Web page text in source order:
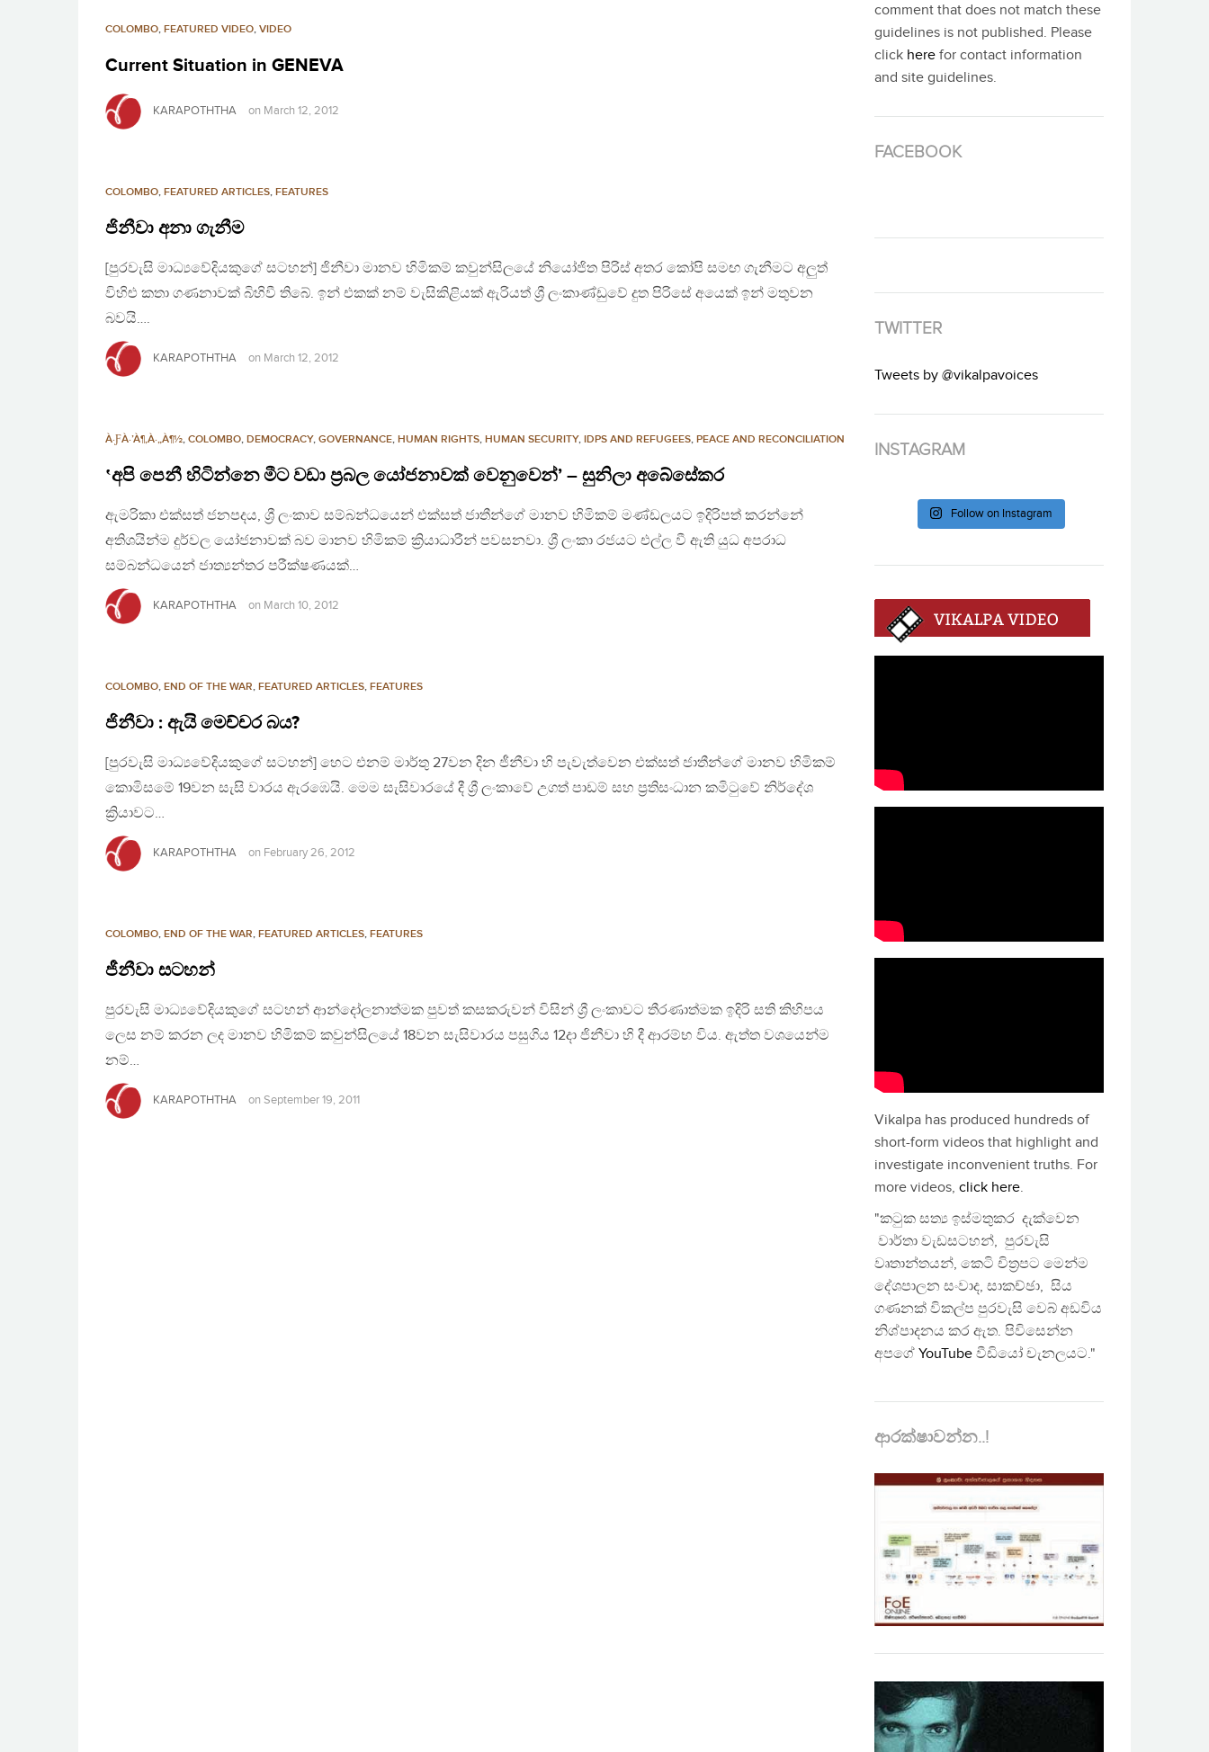
COLOMBO, FEATURED VIDEO, VIDEO
Current Situation in GENEVA
KARAPOTHTHA on March 12, 2012
COLOMBO, FEATURED ARTICLES, FEATURES
ජිනීවා අනා ගැනීම
[පුරවැසි මාධ්‍යවේදියකුගේ සටහන්] ජිනීවා මානව හිමිකම් කවුන්සිලයේ නියෝජිත පිරිස් අතර කෝපි සමඟ ගැනීමට අලුත්
විහිළු කතා ගණනාවක් බිහිවී තිබේ. ඉන් එකක් නම් වැසිකිළියක් ඇරියත් ශ්‍රී ලංකාණ්ඩුවේ දුත පිරිසේ අයෙක් ඉන් මතුවන
බවයි….
KARAPOTHTHA on March 12, 2012
À·ƑÀ·’À¶‚À·„À¶½, COLOMBO, DEMOCRACY, GOVERNANCE, HUMAN RIGHTS, HUMAN SECURITY, IDPS AND REFUGEES, PEACE AND RECONCILIATION
‛අපි පෙනී හිටින්නෙ මීට වඩා ප්‍රබල යෝජනාවක් වෙනුවෙන්’ – සුනිලා අබේසේකර
ඇමරිකා එක්සත් ජනපදය, ශ්‍රී ලංකාව සම්බන්ධයෙන් එක්සත් ජාතීන්ගේ මානව හිමිකම් මණ්ඩලයට ඉදිරිපත් කරන්නේ
අතිශයින්ම දුර්වල යෝජනාවක් බව මානව හිමිකම් ක්‍රියාධාරීන් පවසනවා. ශ්‍රී ලංකා රජයට එල්ල වී ඇති යුධ අපරාධ
සම්බන්ධයෙන් ජාත්‍යන්තර පරීක්ෂණයක්…
KARAPOTHTHA on March 10, 2012
COLOMBO, END OF THE WAR, FEATURED ARTICLES, FEATURES
ජිනීවා : ඇයි මෙච්චර බය?
[පුරවැසි මාධ්‍යවේදියකුගේ සටහන්] හෙට එනම් මාර්තු 27වන දින ජීනීවා හි පැවැත්වෙන එක්සත් ජාතීන්ගේ මානව හිමිකම්
කොමිසමේ 19වන සැසි වාරය ඇරඹෙයි. මෙම සැසිවාරයේ දී ශ්‍රී ලංකාවේ උගත් පාඩම් සහ ප්‍රතිසංධාන කමිටුවේ නිර්දේශ
ක්‍රියාවට…
KARAPOTHTHA on February 26, 2012
COLOMBO, END OF THE WAR, FEATURED ARTICLES, FEATURES
ජීනීවා සටහන්
පුරවැසි මාධ්‍යවේදියකුගේ සටහන් ආන්දෝලනාත්මක පුවත් කසකරුවන් විසින් ශ්‍රී ලංකාවට තීරණාත්මක ඉදිරි සති කිහිපය
ලෙස නම් කරන ලද මානව හිමිකම් කවුන්සිලයේ 18වන සැසිවාරය පසුගිය 12දා ජිනීවා හි දී ආරම්භ විය. ඇත්ත වශයෙන්ම
නම්…
KARAPOTHTHA on September 19, 2011
comment that does not match these
guidelines is not published. Please
click here for contact information
and site guidelines.
FACEBOOK
TWITTER
Tweets by @vikalpavoices
INSTAGRAM
Follow on Instagram
Vikalpa has produced hundreds of
short-form videos that highlight and
investigate inconvenient truths. For
more videos, click here.
"කටුක සත්‍ය ඉස්මතුකර දැක්වෙන
වාර්තා වැඩසටහන්, පුරවැසි
වෘතාන්තයන්, කෙටි චිත්‍රපට මෙන්ම
දේශපාලන සංවාද, සාකච්ඡා, සිය
ගණනක් විකල්ප පුරවැසි වෙබ් අඩවිය
නිශ්පාදනය කර ඇත. පිවිසෙන්න
අපගේ YouTube වීඩියෝ චැනලයට."
ආරක්ෂාවන්න..!